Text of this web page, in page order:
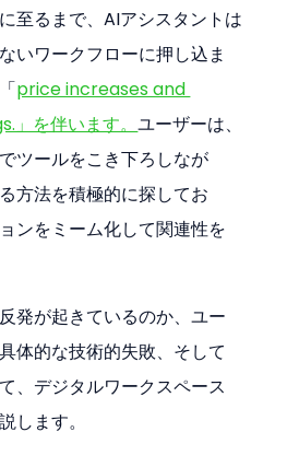
至るまで、AIアシスタントは
いワークフローに押し込ま
price increases and
を伴います。ユーザーは、
ツールをこき下ろしなが
方法を積極的に探してお
ンをミーム化して関連性を
発が起きているのか、ユー
体的な技術的失敗、そして
、デジタルワークスペース
します。